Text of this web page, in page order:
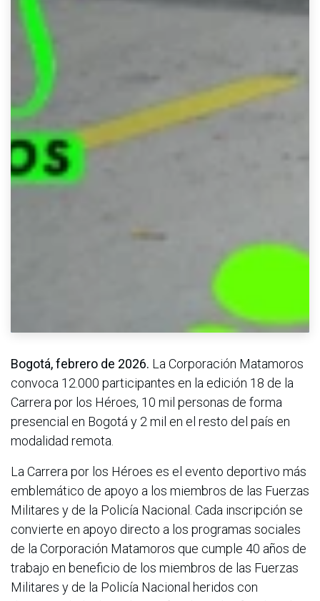
Bogotá, febrero de 2026. La Corporación Matamoros
convoca 12.000 participantes en la edición 18 de la
Carrera por los Héroes, 10 mil personas de forma
presencial en Bogotá y 2 mil en el resto del país en
modalidad remota.
La Carrera por los Héroes es el evento deportivo más
emblemático de apoyo a los miembros de las Fuerzas
Militares y de la Policía Nacional. Cada inscripción se
convierte en apoyo directo a los programas sociales
de la Corporación Matamoros que cumple 40 años de
trabajo en beneficio de los miembros de las Fuerzas
Militares y de la Policía Nacional heridos con